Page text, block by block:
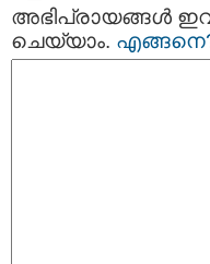
അഭിപ്രായങ്ങള്‍
ചെയ്യാം.